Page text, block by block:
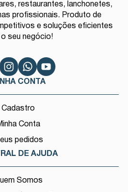
restaurantes, lanchonetes,
profissionais. Produto de
e soluções eficientes
o seu negócio!
CONTA
Cadastro
Conta
pedidos
DE AJUDA
Somos